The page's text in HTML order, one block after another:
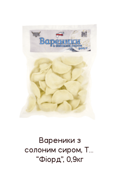
Вареники з
солоним сиром, ТМ
“Фіорд”, 0,9кг